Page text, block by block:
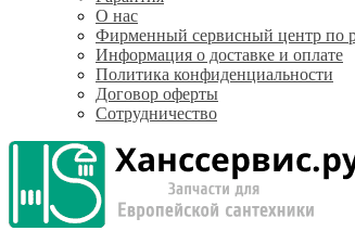
О нас
Фирменный сервисный центр по
Информация о доставке и оплате
Политика конфиденциальности
Договор оферты
Сотрудничество